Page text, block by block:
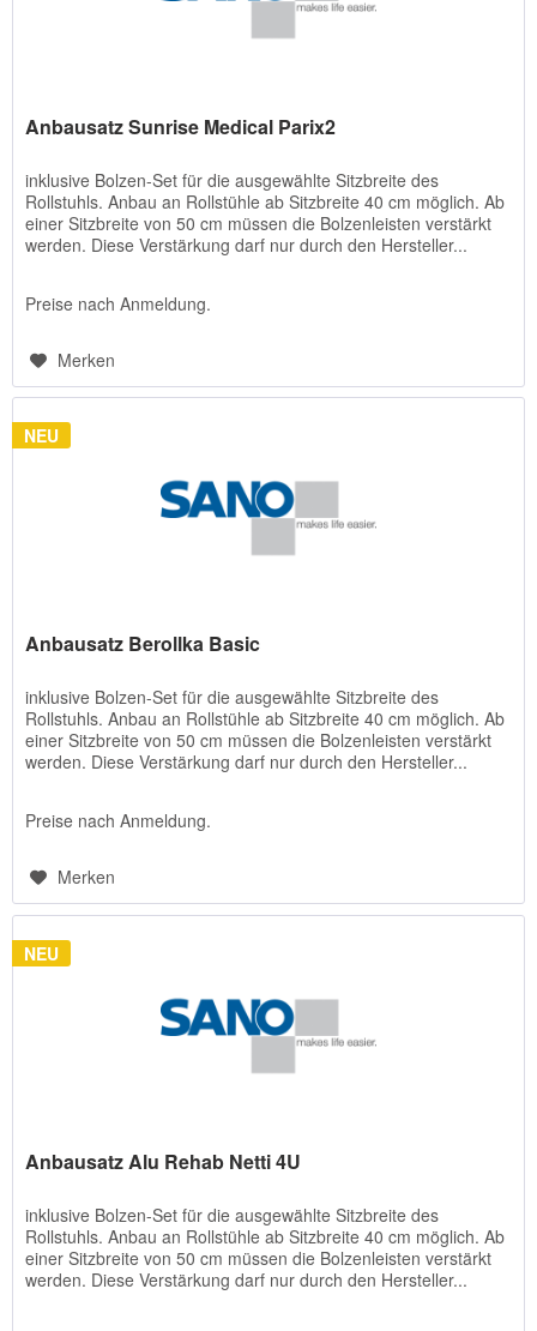
Anbausatz Sunrise Medical Parix2
inklusive Bolzen-Set für die ausgewählte Sitzbreite des
Rollstuhls. Anbau an Rollstühle ab Sitzbreite 40 cm möglich. Ab
einer Sitzbreite von 50 cm müssen die Bolzenleisten verstärkt
werden. Diese Verstärkung darf nur durch den Hersteller...
Preise nach Anmeldung.
Merken
NEU
Anbausatz Berollka Basic
inklusive Bolzen-Set für die ausgewählte Sitzbreite des
Rollstuhls. Anbau an Rollstühle ab Sitzbreite 40 cm möglich. Ab
einer Sitzbreite von 50 cm müssen die Bolzenleisten verstärkt
werden. Diese Verstärkung darf nur durch den Hersteller...
Preise nach Anmeldung.
Merken
NEU
Anbausatz Alu Rehab Netti 4U
inklusive Bolzen-Set für die ausgewählte Sitzbreite des
Rollstuhls. Anbau an Rollstühle ab Sitzbreite 40 cm möglich. Ab
einer Sitzbreite von 50 cm müssen die Bolzenleisten verstärkt
werden. Diese Verstärkung darf nur durch den Hersteller...